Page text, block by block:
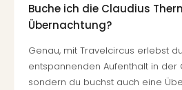
Buche ich die Claudius
Übernachtung?
Genau, mit Travelcircus erlebst
entspannenden Aufenthalt in der
sondern du buchst auch eine